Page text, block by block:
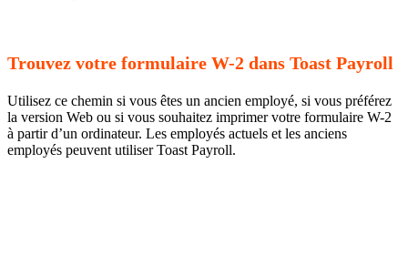
Trouvez votre formulaire W-2 dans Toast Payroll
Utilisez ce chemin si vous êtes un ancien employé, si vous préférez
la version Web ou si vous souhaitez imprimer votre formulaire W-2
à partir d’un ordinateur. Les employés actuels et les anciens
employés peuvent utiliser Toast Payroll.